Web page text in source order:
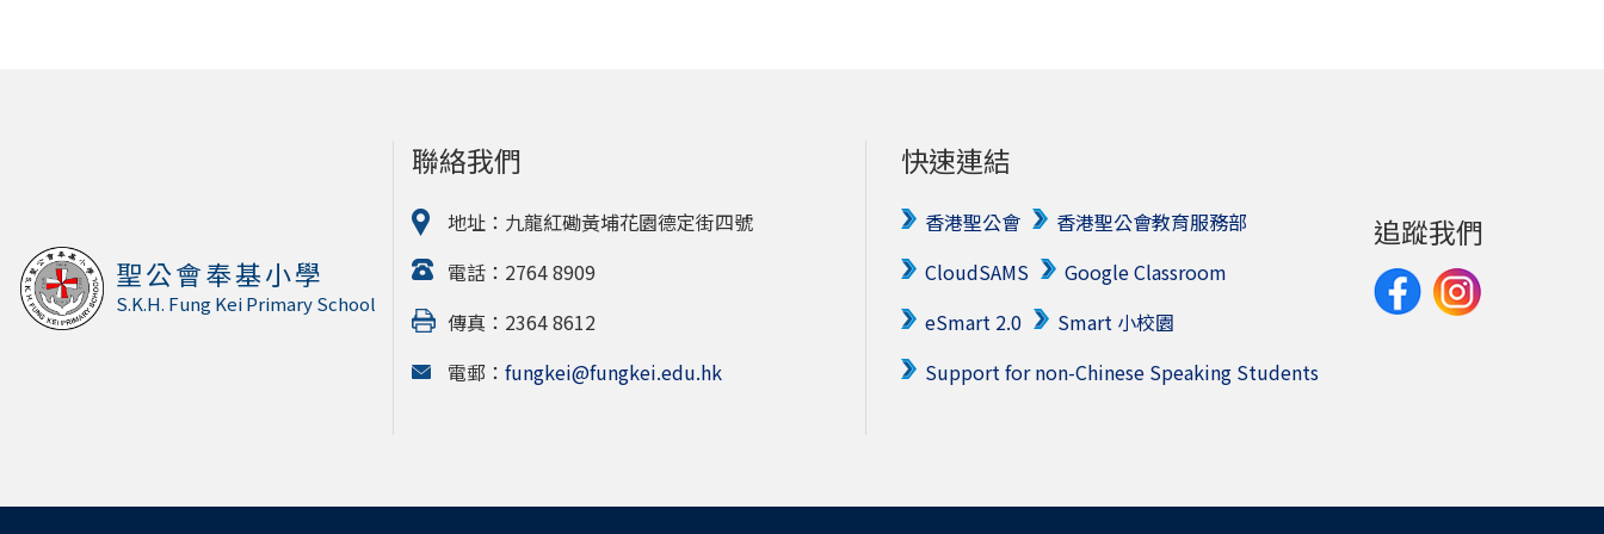
聖公會奉基小學
S.K.H. Fung Kei Primary School
聯絡我們
地址：九龍紅磡黃埔花園德定街四號
電話：2764 8909
傳真：2364 8612
電郵： fungkei@fungkei.edu.hk
快速連結
香港聖公會
香港聖公會教育服務部
CloudSAMS
Google Classroom
eSmart 2.0
Smart 小校園
Support for non-Chinese Speaking Students
追蹤我們